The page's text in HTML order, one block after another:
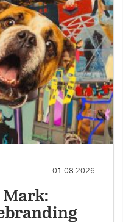
01.08.2026
Mark: